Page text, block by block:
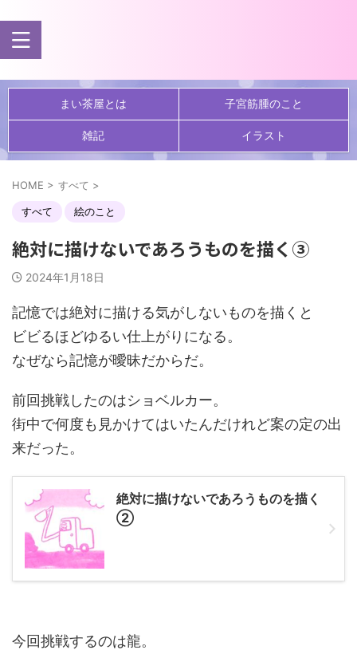
まい茶屋とは 子宮筋腫のこと
雑記 イラスト
HOME > すべて >
すべて 絵のこと
絶対に描けないであろうものを描く③
2024年1月18日
記憶では絶対に描ける気がしないものを描くと
ビビるほどゆるい仕上がりになる。
なぜなら記憶が曖昧だからだ。
前回挑戦したのはショベルカー。
街中で何度も見かけてはいたんだけれど案の定の出
来だった。
絶対に描けないであろうものを描く
②
今回挑戦するのは龍。